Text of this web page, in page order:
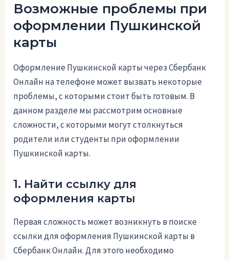
Возможные проблемы при
оформлении Пушкинской
карты
Оформление Пушкинской карты через Сбербанк
Онлайн на телефоне может вызвать некоторые
проблемы, с которыми стоит быть готовым. В
данном разделе мы рассмотрим основные
сложности, с которыми могут столкнуться
родители или студенты при оформлении
Пушкинской карты.
1. Найти ссылку для
оформления карты
Первая сложность может возникнуть в поиске
ссылки для оформления Пушкинской карты в
Сбербанк Онлайн. Для этого необходимо